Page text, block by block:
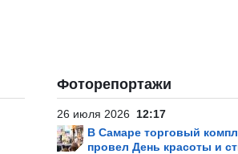
Фоторепортажи
26 июля 2026 12:17
В Самаре торговый
провел День красоты и